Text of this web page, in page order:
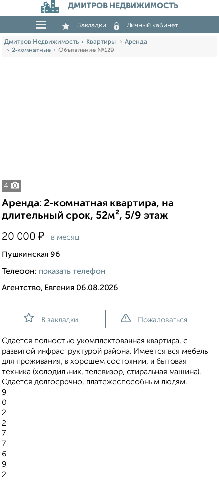
ДМИТРОВ НЕДВИЖИМОСТЬ
Закладки Личный кабинет
Дмитров Недвижимость Квартиры
Аренда
2‑комнатные
Объявление №129
4
Аренда: 2‑комнатная квартира, на
длительный срок, 52м², 5/9 этаж
20 000 ₽ в месяц
Пушкинская 96
Телефон: показать телефон
Агентство, Евгения 06.08.2026
В закладки Пожаловаться
Сдается полностью укомплектованная квартира, с
развитой инфраструктурой района. Имеется вся мебель
для проживания, в хорошем состоянии, и бытовая
техника (холодильник, телевизор, стиральная машина).
Сдается долгосрочно, платежеспособным людям.
9
0
2
2
7
7
6
9
2